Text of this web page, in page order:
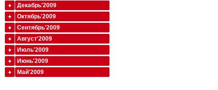
Декабрь'2009
Октябрь'2009
Сентябрь'2009
Август'2009
Июль'2009
Июнь'2009
Май'2009